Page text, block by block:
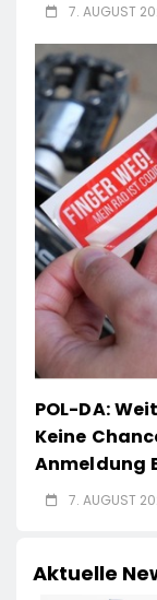
7. AUGUST
POL-DA:
Keine
Anmeldung
7. AUGUST
Aktuelle